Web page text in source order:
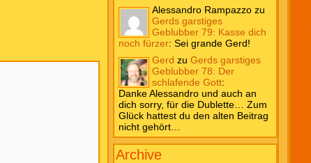
Alessandro Rampazzo zu
Gerds garstiges
Geblubber 79: Kasse dich
noch fürzer:Sei grande Gerd!
Gerd zuGerds garstiges
Geblubber 78: Der
schlafende Gott:
Danke Alessandro und auch an
dich sorry, für die Dublette… Zum
Glück hattest du den alten Beitrag
nicht gehört…
Archive